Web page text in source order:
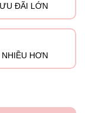
ĐÃI LỚN
HƠN